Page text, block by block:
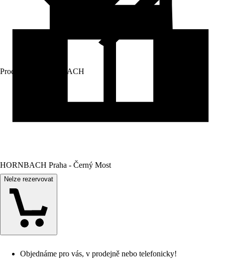
Prodej přes: HORNBACH
HORNBACH Praha - Černý Most
Nelze rezervovat
Objednáme pro vás, v prodejně nebo telefonicky!